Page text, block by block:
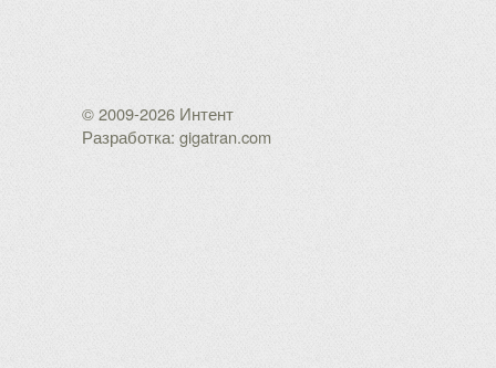
© 2009-2026 Интент
Разработка: gigatran.com